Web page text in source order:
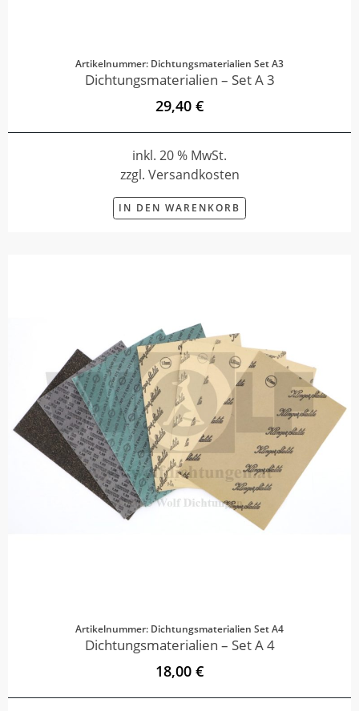
Artikelnummer: Dichtungsmaterialien Set A3
Dichtungsmaterialien – Set A 3
29,40 €
inkl. 20 % MwSt.
zzgl. Versandkosten
IN DEN WARENKORB
Artikelnummer: Dichtungsmaterialien Set A4
Dichtungsmaterialien – Set A 4
18,00 €